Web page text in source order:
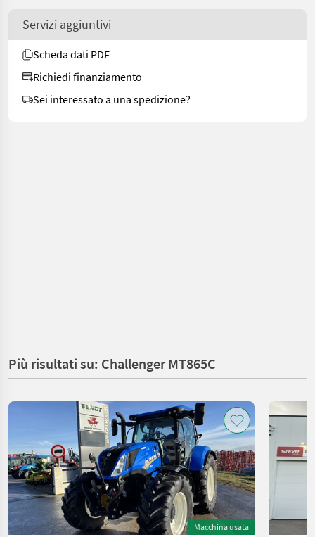
Servizi aggiuntivi
Scheda dati PDF
Richiedi finanziamento
Sei interessato a una spedizione?
Più risultati su: Challenger MT865C
Macchina usata